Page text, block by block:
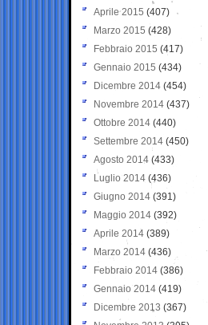
Aprile 2015 (407)
Marzo 2015 (428)
Febbraio 2015 (417)
Gennaio 2015 (434)
Dicembre 2014 (454)
Novembre 2014 (437)
Ottobre 2014 (440)
Settembre 2014 (450)
Agosto 2014 (433)
Luglio 2014 (436)
Giugno 2014 (391)
Maggio 2014 (392)
Aprile 2014 (389)
Marzo 2014 (436)
Febbraio 2014 (386)
Gennaio 2014 (419)
Dicembre 2013 (367)